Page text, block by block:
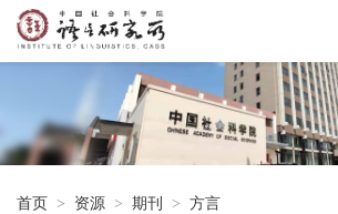
首页 > 资源 > 期刊 > 方言